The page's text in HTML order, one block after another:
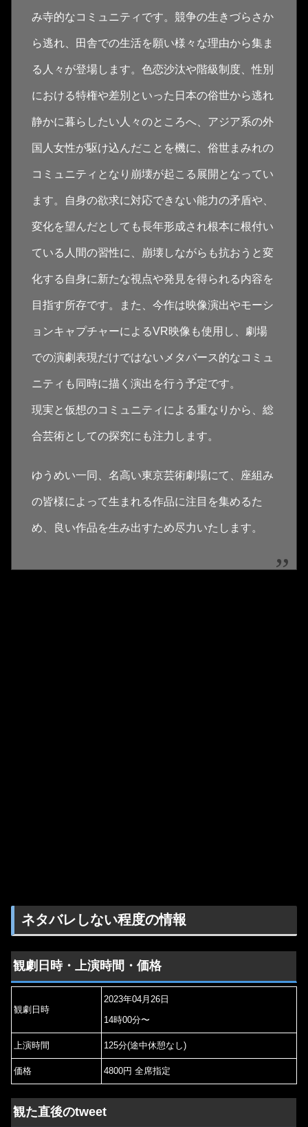
み寺的なコミュニティです。競争の生きづらさか
ら逃れ、田舎での生活を願い様々な理由から集ま
る人々が登場します。色恋沙汰や階級制度、性別
における特権や差別といった日本の俗世から逃れ
静かに暮らしたい人々のところへ、アジア系の外
国人女性が駆け込んだことを機に、俗世まみれの
コミュニティとなり崩壊が起こる展開となってい
ます。自身の欲求に対応できない能力の矛盾や、
変化を望んだとしても長年形成され根本に根付い
ている人間の習性に、崩壊しながらも抗おうと変
化する自身に新たな視点や発見を得られる内容を
目指す所存です。また、今作は映像演出やモーシ
ョンキャプチャーによるVR映像も使用し、劇場
での演劇表現だけではないメタバース的なコミュ
ニティも同時に描く演出を行う予定です。
現実と仮想のコミュニティによる重なりから、総
合芸術としての探究にも注力します。
ゆうめい一同、名高い東京芸術劇場にて、座組み
の皆様によって生まれる作品に注目を集めるた
め、良い作品を生み出すため尽力いたします。
ネタバレしない程度の情報
観劇日時・上演時間・価格
観劇日時
2023年04月26日
14時00分〜
上演時間 125分(途中休憩なし)
価格 4800円 全席指定
観た直後のtweet